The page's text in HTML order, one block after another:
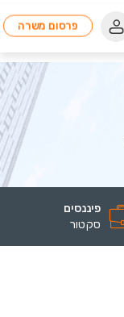
פרסום משרה
פיננסים
סקטור